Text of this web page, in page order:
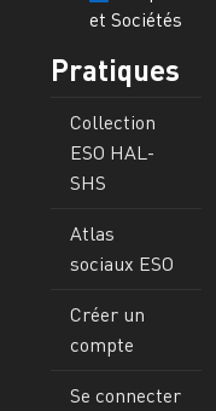
et Sociétés
Pratiques
Collection
ESO HAL-
SHS
Atlas
sociaux ESO
Créer un
compte
Se connecter